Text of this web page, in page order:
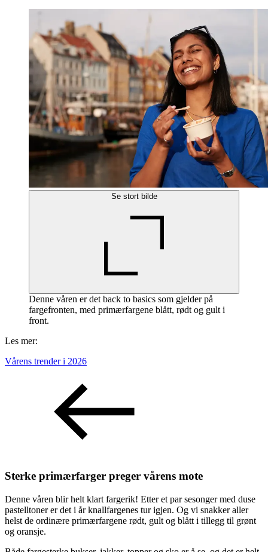
Se stort bilde
Denne våren er det back to basics som gjelder på
fargefronten, med primærfargene blått, rødt og gult i
front.
Les mer:
Vårens trender i 2026
Sterke primærfarger preger vårens mote
Denne våren blir helt klart fargerik! Etter et par sesonger med duse
pastelltoner er det i år knallfargenes tur igjen. Og vi snakker aller
helst de ordinære primærfargene rødt, gult og blått i tillegg til grønt
og oransje.